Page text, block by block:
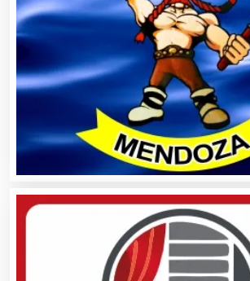
Banquetes
Bares y Cantinas
Basculas